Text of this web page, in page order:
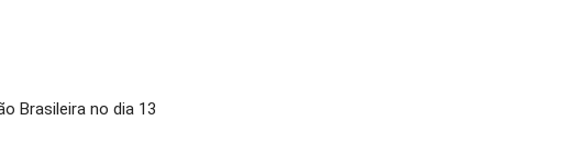
Brasileira no dia 13